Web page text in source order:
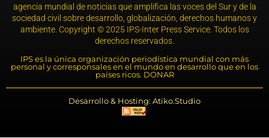
agencia mundial de noticias que amplifica las voces del Sur y de la
sociedad civil sobre desarrollo, globalización, derechos humanos y
ambiente. Copyright © 2025 IPS-Inter Press Service. Todos los
derechos reservados.
IPS es la única organización periodística mundial con más
personal y corresponsales en el mundo en desarrollo que en los
países ricos. DONAR
Desarrollo & Hosting: Atiko.Studio